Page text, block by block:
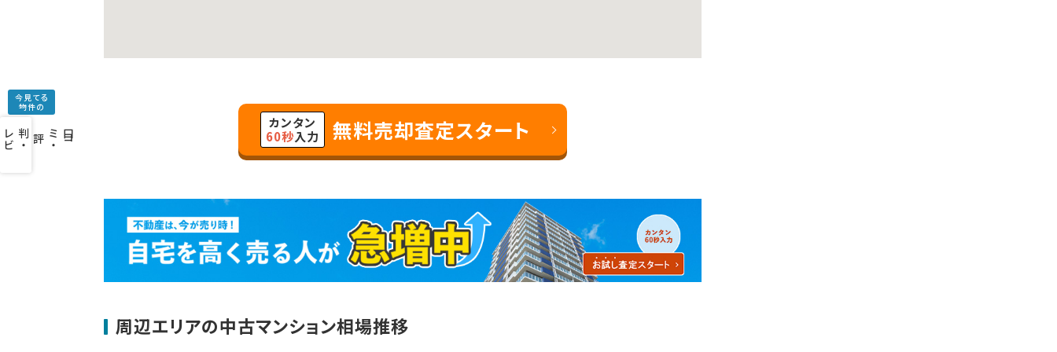
今見てる
物件の
口
コ
ミ
・
評 判
・
レ
ビ
ュ
ー
を
み
カンタン
60秒入力 無料売却査定スタート
周辺エリアの中古マンション相場推移